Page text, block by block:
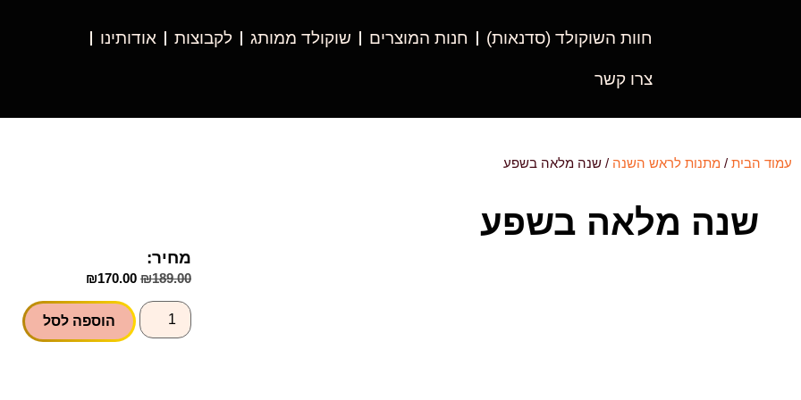
חוות השוקולד (סדנאות) חנות המוצרים שוקולד ממותג לקבוצות אודותינו
צרו קשר
עמוד הבית / מתנות לראש השנה / שנה מלאה בשפע
שנה מלאה בשפע
מחיר:
₪189.00
₪170.00
הוספה לסל